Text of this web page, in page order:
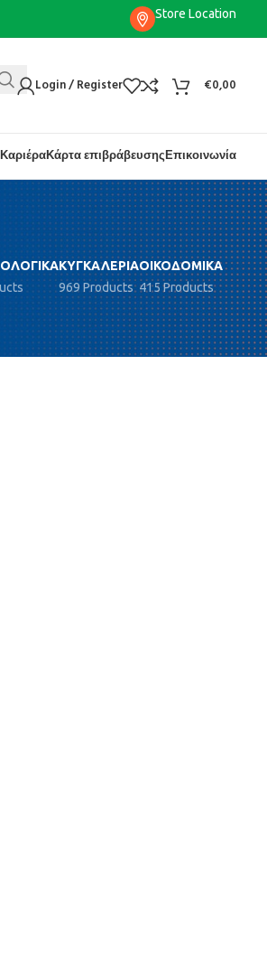
Store Location
Login / Register €0,00
ΚαριέραΚάρτα επιβράβευσηςΕπικοινωνία
ΚΥΓΚΑΛΕΡΊΑ
969 Products
ΟΙΚΟΔΟΜΙΚΆ
415 Products